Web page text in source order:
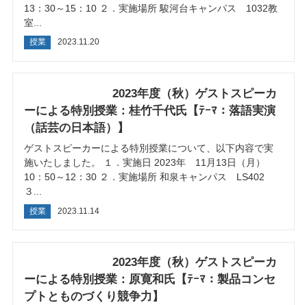
13：30～15：10 ２．実施場所 駿河台キャンパス 1032教
室...
授業 2023.11.20
2023年度（秋）ゲストスピーカ
ーによる特別授業：桂竹千代氏【ﾃｰﾏ：落語実演
（話芸の日本語）】
ゲストスピーカーによる特別授業について、以下内容で実
施いたしました。 １．実施日 2023年 11月13日（月）
10：50～12：30 ２．実施場所 和泉キャンパス LS402
３...
授業 2023.11.14
2023年度（秋）ゲストスピーカ
ーによる特別授業：原寛和氏【ﾃｰﾏ：製品コンセ
プトとものづくり競争力】